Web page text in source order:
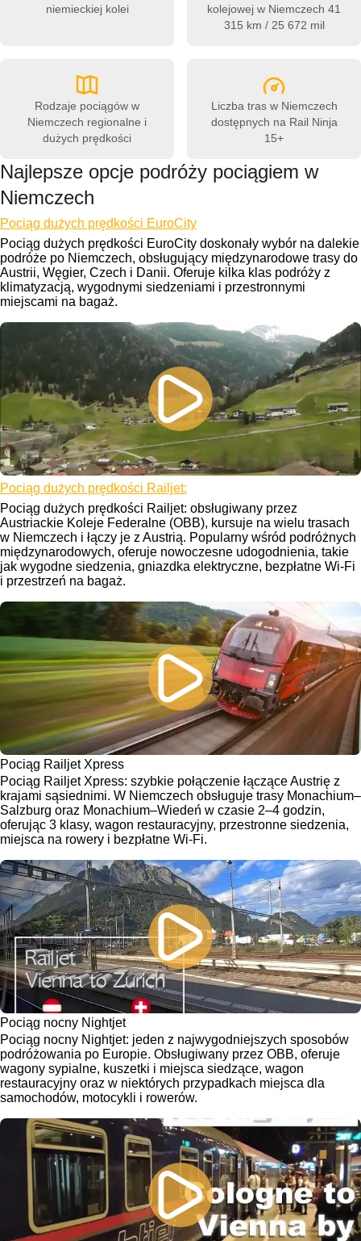
niemieckiej kolei
kolejowej w Niemczech 41
315 km / 25 672 mil
Rodzaje pociągów w
Niemczech regionalne i
dużych prędkości
Liczba tras w Niemczech
dostępnych na Rail Ninja
15+
Najlepsze opcje podróży pociągiem w
Niemczech
Pociąg dużych prędkości EuroCity
Pociąg dużych prędkości EuroCity doskonały wybór na dalekie
podróże po Niemczech, obsługujący międzynarodowe trasy do
Austrii, Węgier, Czech i Danii. Oferuje kilka klas podróży z
klimatyzacją, wygodnymi siedzeniami i przestronnymi
miejscami na bagaż.
Pociąg dużych prędkości Railjet:
Pociąg dużych prędkości Railjet: obsługiwany przez
Austriackie Koleje Federalne (OBB), kursuje na wielu trasach
w Niemczech i łączy je z Austrią. Popularny wśród podróżnych
międzynarodowych, oferuje nowoczesne udogodnienia, takie
jak wygodne siedzenia, gniazdka elektryczne, bezpłatne Wi-Fi
i przestrzeń na bagaż.
Pociąg Railjet Xpress
Pociąg Railjet Xpress: szybkie połączenie łączące Austrię z
krajami sąsiednimi. W Niemczech obsługuje trasy Monachium–
Salzburg oraz Monachium–Wiedeń w czasie 2–4 godzin,
oferując 3 klasy, wagon restauracyjny, przestronne siedzenia,
miejsca na rowery i bezpłatne Wi-Fi.
Pociąg nocny Nightjet
Pociąg nocny Nightjet: jeden z najwygodniejszych sposobów
podróżowania po Europie. Obsługiwany przez OBB, oferuje
wagony sypialne, kuszetki i miejsca siedzące, wagon
restauracyjny oraz w niektórych przypadkach miejsca dla
samochodów, motocykli i rowerów.